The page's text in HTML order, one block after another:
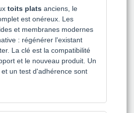
toits plats anciens, le
est onéreux. Les
et membranes modernes
: régénérer l'existant
La clé est la compatibilité
et le nouveau produit. Un
un test d'adhérence sont